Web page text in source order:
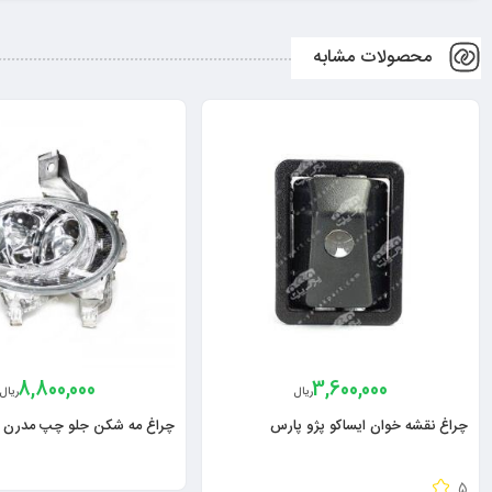
محصولات مشابه
3,600,000ریال
چراغ نقشه خوان ایساکو پژو پارس
8,800,000ریال
چراغ مه شکن جلو چپ مدرن